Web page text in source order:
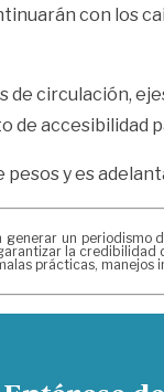
con los
circulación,
de accesibilidad
y es
generar un
la
prácticas,